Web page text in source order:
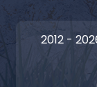
2012 -